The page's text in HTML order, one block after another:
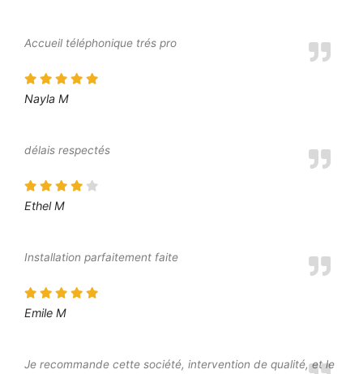
Accueil téléphonique trés pro
Nayla M
délais respectés
Ethel M
Installation parfaitement faite
Emile M
Je recommande cette société, intervention de qualité, et le